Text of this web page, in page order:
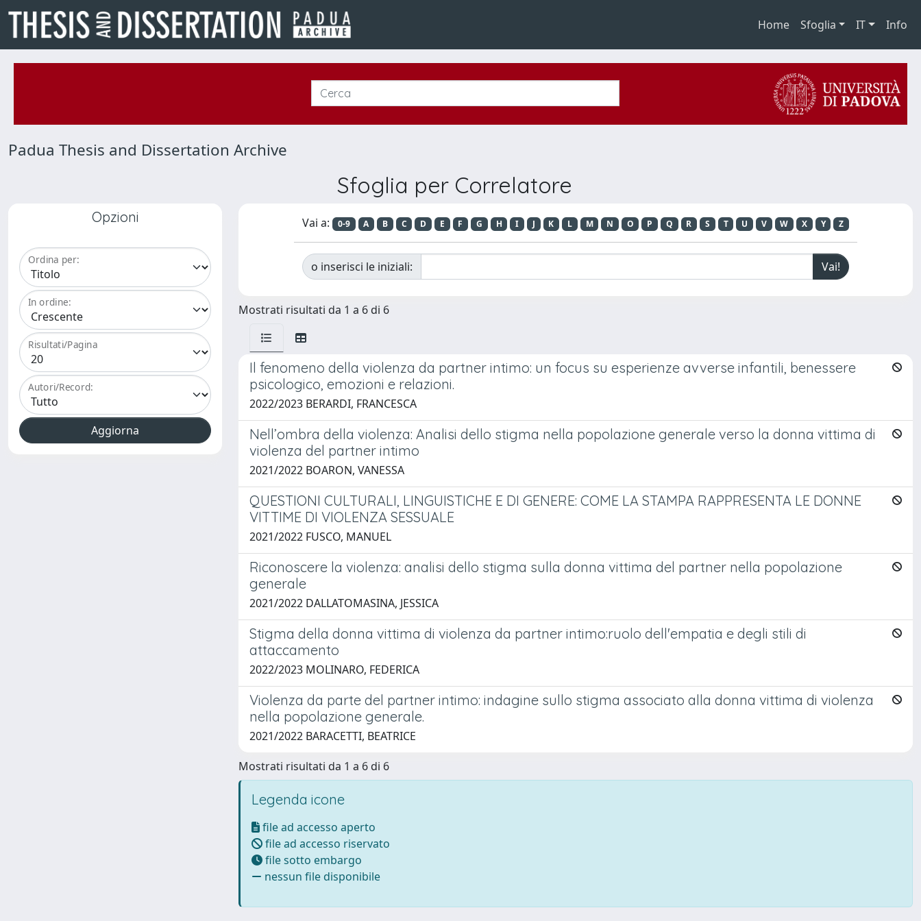
Home Sfoglia IT Info
Padua Thesis and Dissertation Archive
Sfoglia per Correlatore
Opzioni
Ordina per:
In ordine:
Risultati/Pagina
Autori/Record:
Vai a: 0-9 A B C D E F G H I J K L M N O P Q R S T U V W X Y Z
o inserisci le iniziali:
Mostrati risultati da 1 a 6 di 6
Il fenomeno della violenza da partner intimo: un focus su esperienze avverse infantili, benessere
psicologico, emozioni e relazioni.
2022/2023 BERARDI, FRANCESCA
Nell’ombra della violenza: Analisi dello stigma nella popolazione generale verso la donna vittima di
violenza del partner intimo
2021/2022 BOARON, VANESSA
QUESTIONI CULTURALI, LINGUISTICHE E DI GENERE: COME LA STAMPA RAPPRESENTA LE DONNE
VITTIME DI VIOLENZA SESSUALE
2021/2022 FUSCO, MANUEL
Riconoscere la violenza: analisi dello stigma sulla donna vittima del partner nella popolazione
generale
2021/2022 DALLATOMASINA, JESSICA
Stigma della donna vittima di violenza da partner intimo:ruolo dell'empatia e degli stili di
attaccamento
2022/2023 MOLINARO, FEDERICA
Violenza da parte del partner intimo: indagine sullo stigma associato alla donna vittima di violenza
nella popolazione generale.
2021/2022 BARACETTI, BEATRICE
Mostrati risultati da 1 a 6 di 6
Legenda icone
file ad accesso aperto
file ad accesso riservato
file sotto embargo
nessun file disponibile